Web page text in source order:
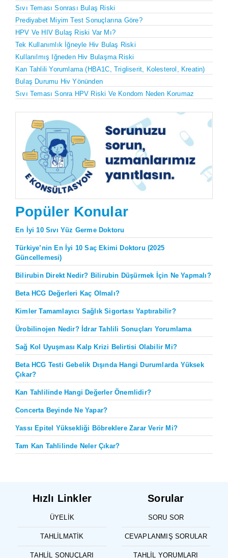
Sıvı Teması Sonrası Bulaş Riski
Prediyabet Miyim Test Sonuçlarına Göre?
HPV Ve HIV Bulaş Riski Var Mı?
Tek Kullanımlık İğneyle Hiv Bulaş Riski
Kullanılmış Iğneden Hiv Bulaşma Riski
Kan Tahlili Yorumlama (HBA1C, Trigliserit, Kolesterol, Kreatin)
Bulaş Durumu Hiv Yönünden
Sıvı Teması Sonra HPV Riski Ve Kondom Neden Korumaz
Popüler Konular
En İyi 10 Sıvı Yüz Germe Doktoru
Türkiye’nin En İyi 10 Saç Ekimi Doktoru (2025
Güncellemesi)
Bilirubin Direkt Nedir? Bilirubin Düşürmek İçin Ne Yapmalı?
Beta HCG Değerleri Kaç Olmalı?
Kimler Tamamlayıcı Sağlık Sigortası Yaptırabilir?
Ürobilinojen Nedir? İdrar Tahlili Sonuçları Yorumlama
Sağ Kol Uyuşması Kalp Krizi Belirtisi Olabilir Mi?
Beta HCG Testi Gebelik Dışında Hangi Durumlarda Yüksek
Çıkar?
Kan Tahlilinde Hangi Değerler Önemlidir?
Concerta Beyinde Ne Yapar?
Yassı Epitel Yüksekliği Böbreklere Zarar Verir Mi?
Tam Kan Tahlilinde Neler Çıkar?
Hızlı Linkler
ÜYELIK
TAHLILMATIK
TAHLIL SONUÇLARI
Sorular
SORU SOR
CEVAPLANMIŞ SORULAR
TAHLIL YORUMLARI